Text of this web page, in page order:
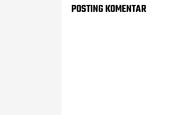
POSTING KOMENTAR